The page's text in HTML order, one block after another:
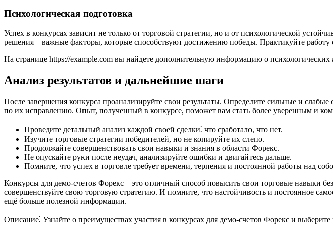
Психологическая подготовка
Успех в конкурсах зависит не только от торговой стратегии, но и от психологической
решения – важные факторы, которые способствуют достижению победы. Практикуйте
На странице https://example.com вы найдете дополнительную информацию о психологических
Анализ результатов и дальнейшие шаги
После завершения конкурса проанализируйте свои результаты. Определите сильные и
по их исправлению. Опыт, полученный в конкурсе, поможет вам стать более уверенным и
Проведите детальный анализ каждой своей сделки⁚ что сработало, что нет.
Изучите торговые стратегии победителей, но не копируйте их слепо.
Продолжайте совершенствовать свои навыки и знания в области Форекс.
Не опускайте руки после неудач, анализируйте ошибки и двигайтесь дальше.
Помните, что успех в торговле требует времени, терпения и постоянной работы над
Конкурсы для демо-счетов Форекс – это отличный способ повысить свои торговые навыки
совершенствуйте свою торговую стратегию. И помните, что настойчивость и постоянное
ещё больше полезной информации.
Описание⁚ Узнайте о преимуществах участия в конкурсах для демо-счетов Форекс и